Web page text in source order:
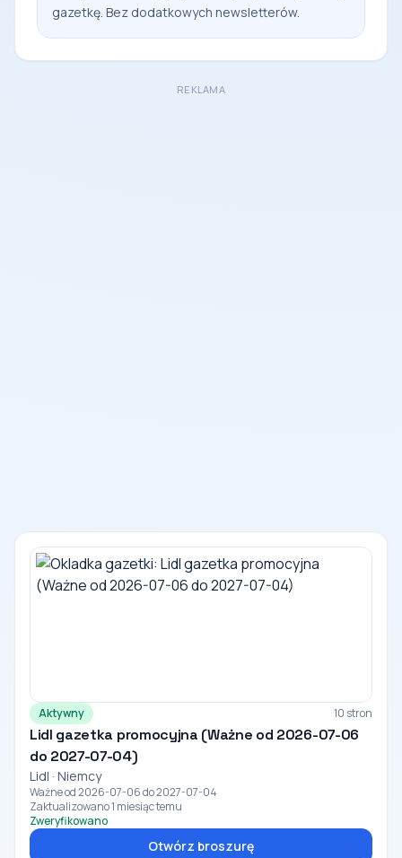
gazetkę. Bez dodatkowych newsletterów.
REKLAMA
Aktywny 10 stron
Lidl gazetka promocyjna (Ważne od 2026-07-06
do 2027-07-04)
Lidl · Niemcy
Ważne od 2026-07-06 do 2027-07-04
Zaktualizowano 1 miesiąc temu
Zweryfikowano
Otwórz broszurę